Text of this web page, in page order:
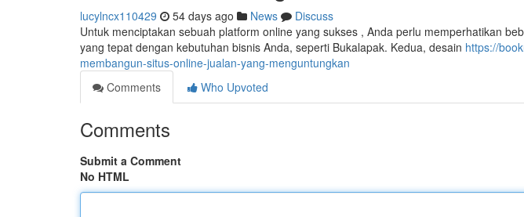
lucylncx110429 54 days ago News
Discuss
Untuk menciptakan sebuah platform online yang sukses , Anda perlu memperhatikan
yang tepat dengan kebutuhan bisnis Anda, seperti Bukalapak. Kedua, desain https://
membangun-situs-online-jualan-yang-menguntungkan
Comments
Who Upvoted
Comments
Submit a Comment
No HTML